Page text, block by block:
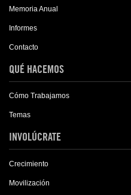
Memoria Anual
Informes
Contacto
QUÉ HACEMOS
Cómo Trabajamos
Temas
INVOLÚCRATE
Crecimiento
Movilización